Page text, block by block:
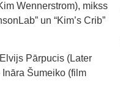
Wennerstrom), mikss
un “Kim’s Crib”
Pārpucis (Later
Šumeiko (film